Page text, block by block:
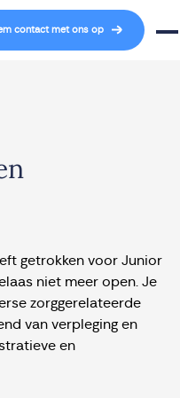
contact met ons op
getrokken voor Junior
niet meer open. Je
zorggerelateerde
van verpleging en
en